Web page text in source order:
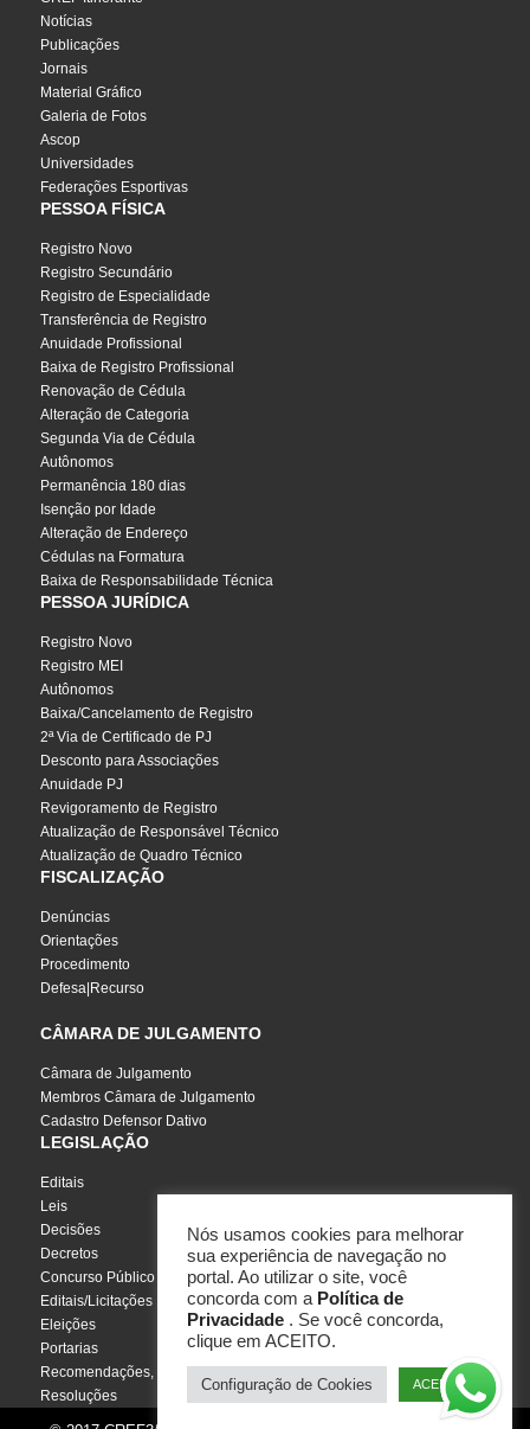
Notícias
Publicações
Jornais
Material Gráfico
Galeria de Fotos
Ascop
Universidades
Federações Esportivas
PESSOA FÍSICA
Registro Novo
Registro Secundário
Registro de Especialidade
Transferência de Registro
Anuidade Profissional
Baixa de Registro Profissional
Renovação de Cédula
Alteração de Categoria
Segunda Via de Cédula
Autônomos
Permanência 180 dias
Isenção por Idade
Alteração de Endereço
Cédulas na Formatura
Baixa de Responsabilidade Técnica
PESSOA JURÍDICA
Registro Novo
Registro MEI
Autônomos
Baixa/Cancelamento de Registro
2ª Via de Certificado de PJ
Desconto para Associações
Anuidade PJ
Revigoramento de Registro
Atualização de Responsável Técnico
Atualização de Quadro Técnico
FISCALIZAÇÃO
Denúncias
Orientações
Procedimento
Defesa|Recurso
CÂMARA DE JULGAMENTO
Câmara de Julgamento
Membros Câmara de Julgamento
Cadastro Defensor Dativo
LEGISLAÇÃO
Editais
Leis
Decisões
Decretos
Concurso Público
Editais/Licitações
Eleições
Portarias
Recomendações, Pareceres e Notas
Resoluções
Nós usamos cookies para melhorar
sua experiência de navegação no
portal. Ao utilizar o site, você
concorda com a Política de
Privacidade . Se você concorda,
clique em ACEITO.
Configuração de Cookies ACEITO